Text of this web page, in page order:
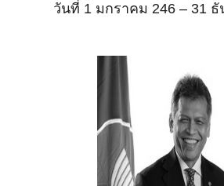
วันที่ 1 มกราคม 246 – 31 ธั